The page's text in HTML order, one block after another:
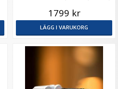
1799 kr
LÄGG I VARUKORG